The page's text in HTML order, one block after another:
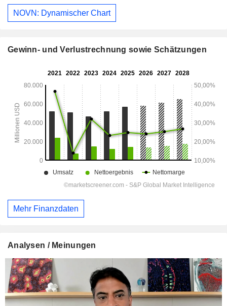
NOVN: Dynamischer Chart
Gewinn- und Verlustrechnung sowie Schätzungen
Mehr Finanzdaten
Analysen / Meinungen